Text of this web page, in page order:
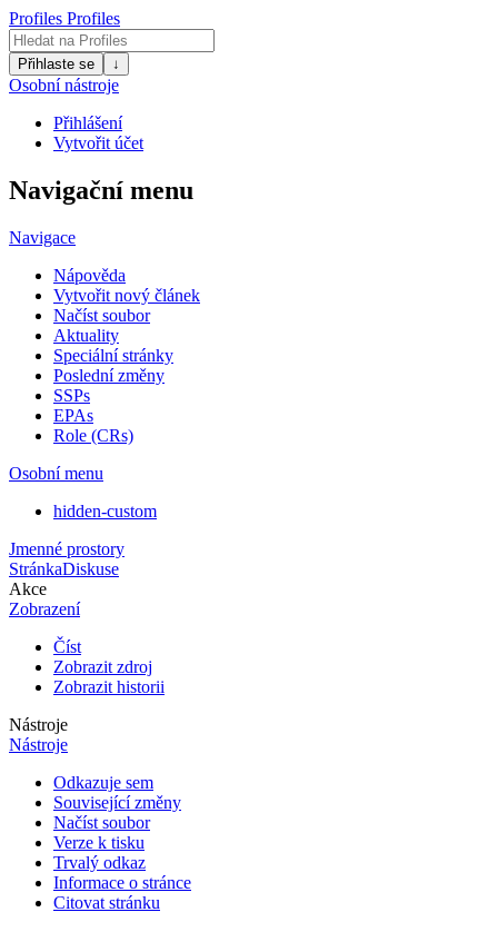
Profiles Profiles
Přihlaste se ↓
Osobní nástroje
Přihlášení
Vytvořit účet
Navigační menu
Navigace
Nápověda
Vytvořit nový článek
Načíst soubor
Aktuality
Speciální stránky
Poslední změny
SSPs
EPAs
Role (CRs)
Osobní menu
hidden-custom
Jmenné prostory
StránkaDiskuse
Akce
Zobrazení
Číst
Zobrazit zdroj
Zobrazit historii
Nástroje
Nástroje
Odkazuje sem
Související změny
Načíst soubor
Verze k tisku
Trvalý odkaz
Informace o stránce
Citovat stránku